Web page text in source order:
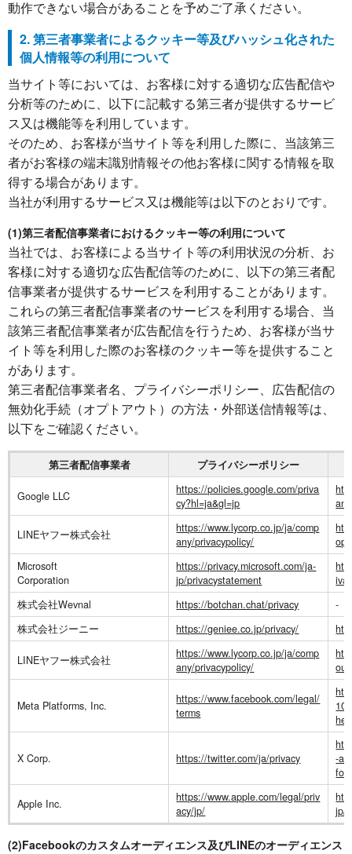
動作できない場合があることを予めご了承ください。
2. 第三者事業者によるクッキー等及びハッシュ化された
個人情報等の利用について
当サイト等においては、お客様に対する適切な広告配信や
分析等のために、以下に記載する第三者が提供するサービ
ス又は機能等を利用しています。
そのため、お客様が当サイト等を利用した際に、当該第三
者がお客様の端末識別情報その他お客様に関する情報を取
得する場合があります。
当社が利用するサービス又は機能等は以下のとおりです。
(1)第三者配信事業者におけるクッキー等の利用について
当社では、お客様による当サイト等の利用状況の分析、お
客様に対する適切な広告配信等のために、以下の第三者配
信事業者が提供するサービスを利用することがあります。
これらの第三者配信事業者のサービスを利用する場合、当
該第三者配信事業者が広告配信を行うため、お客様が当サ
イト等を利用した際のお客様のクッキー等を提供すること
があります。
第三者配信事業者名、プライバシーポリシー、広告配信の
無効化手続（オプトアウト）の方法・外部送信情報等は、
以下をご確認ください。
第三者配信事業者 プライバシーポリシー
Google LLC
https://policies.google.com/priva
cy?hl=ja&gl=jp
LINEヤフー株式会社
https://www.lycorp.co.jp/ja/comp
any/privacypolicy/
Microsoft
Corporation
https://privacy.microsoft.com/ja-
jp/privacystatement
株式会社Wevnal
https://botchan.chat/privacy
-
株式会社ジーニー
https://geniee.co.jp/privacy/
LINEヤフー株式会社
https://www.lycorp.co.jp/ja/comp
any/privacypolicy/
Meta Platforms, Inc.
https://www.facebook.com/legal/
terms
X Corp. https://twitter.com/ja/privacy
-
Apple Inc.
https://www.apple.com/legal/priv
acy/jp/
jp/
(2)Facebookのカスタムオーディエンス及びLINEのオーディエンス